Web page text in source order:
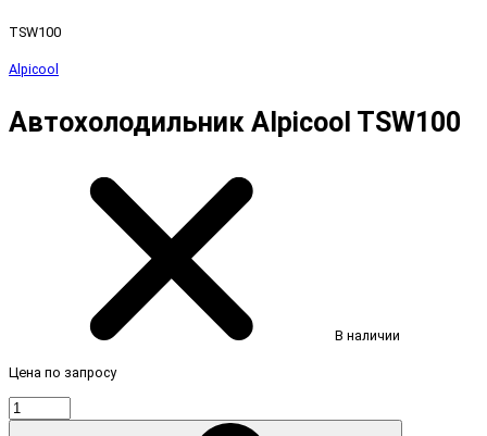
TSW100
Alpicool
Автохолодильник Alpicool TSW100
В наличии
Цена по запросу